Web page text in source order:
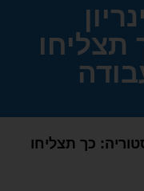
תצליחו
כך תצליחו